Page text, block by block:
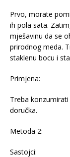
Prvo, morate
ih pola sata.
mješavinu da se
prirodnog meda.
staklenu bocu i
Primjena:
Treba
doručka.
Metoda 2:
Sastojci: